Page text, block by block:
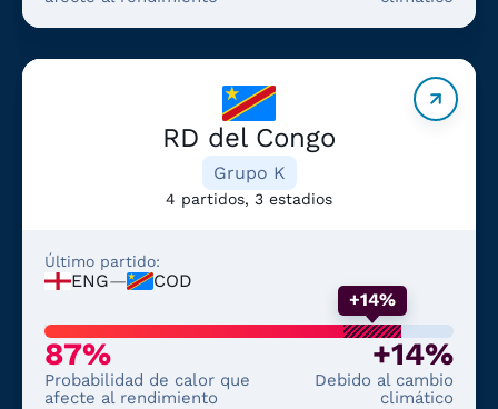
RD del Congo
Grupo K
4 partidos, 3 estadios
Último partido:
ENG—
COD
+14%
87%
Probabilidad de calor que
afecte al rendimiento
+14%
Debido al cambio
climático